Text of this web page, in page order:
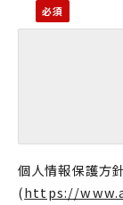
個人情報保護方針
(https://